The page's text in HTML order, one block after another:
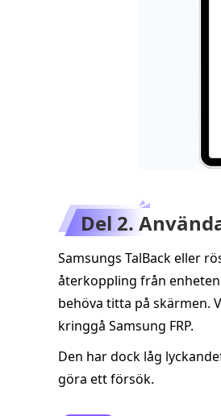
Del 2.
Samsungs TalBack eller
återkoppling från
behöva titta på skärmen.
kringgå Samsung FRP.
Den har dock låg
göra ett försök.